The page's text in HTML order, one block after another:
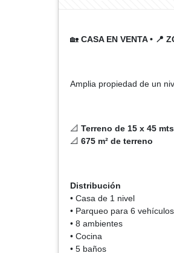
🏡 CASA EN VENTA • 📍
Amplia propiedad de un
📐 Terreno de 15 x 45 mts
📐 675 m² de terreno
Distribución
• Casa de 1 nivel
• Parqueo para 6 vehículos
• 8 ambientes
• Cocina
• 5 baños